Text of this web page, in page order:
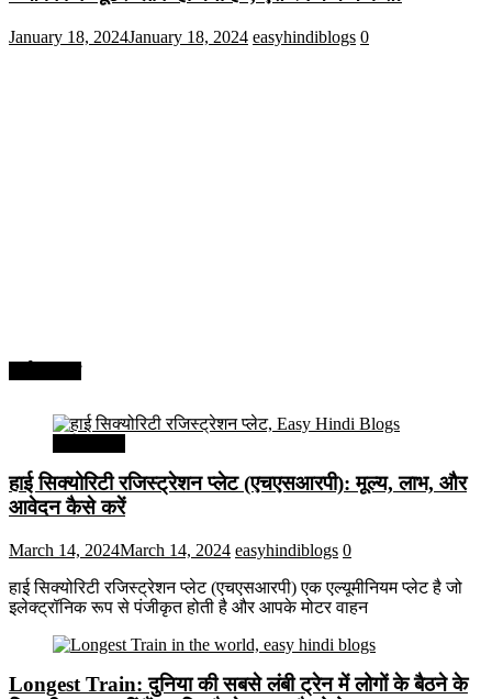
January 18, 2024January 18, 2024 easyhindiblogs 0
हाई सिक्योरिटी रजिस्ट्रेशन प्लेट (एचएसआरपी): मूल्य, लाभ, और
आवेदन कैसे करें
March 14, 2024March 14, 2024 easyhindiblogs 0
हाई सिक्योरिटी रजिस्ट्रेशन प्लेट (एचएसआरपी) एक एल्यूमीनियम प्लेट है जो
इलेक्ट्रॉनिक रूप से पंजीकृत होती है और आपके मोटर वाहन
Longest Train: दुनिया की सबसे लंबी ट्रेन में लोगों के बैठने के